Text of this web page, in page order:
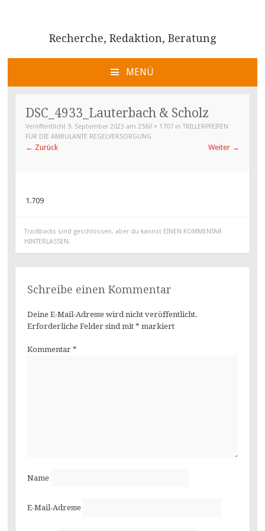
Recherche, Redaktion, Beratung
MENÜ
ZUM
SPRINGEN
DSC_4933_Lauterbach & Scholz
Veröffentlicht 9. September 2023 am2560 × 1707 inTRILLERPFEIFEN
FÜR DIE AMBULANTE REGELVERSORGUNG
← Zurück Weiter →
1.709
Trackbacks sind geschlossen, aber du kannst EINEN KOMMENTAR
HINTERLASSEN.
Schreibe einen Kommentar
Deine E-Mail-Adresse wird nicht veröffentlicht.
Erforderliche Felder sind mit * markiert
Kommentar *
Name
E-Mail-Adresse